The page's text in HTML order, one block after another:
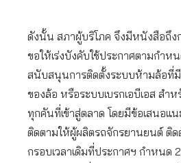
ดังนั้น สภาผู้บริโภค จึงมีหนังสือถึง
ขอให้เร่งบังคับใช้ประกาศตามกำห
สนับสนุนการติดตั้งระบบห้ามล้อที่
ของล้อ หรือระบบเบรกเอบีเอส สำ
ทุกคันที่เข้าสู่ตลาด โดยมีข้อเสนอแน
ติดตามให้ผู้ผลิตรถจักรยานยนต์ ติด
กรอบเวลาเดิมที่ประกาศฯ กำหนด